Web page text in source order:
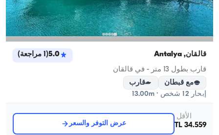
قالقان, Antalya 5.0
(
1 مراجعة)
قارب بطول 13 متر - في قالقان
مع قبطان
قارب
إبحار 12 شخص · 13.00m
الأقل
34.559 TL
عرض التوفر والسعر